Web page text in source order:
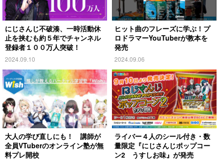
にじさんじ不破湊、一時活動休
止を挟むも約５年でチャンネル
登録者１００万人突破！
2024.09.10
ヒット曲のフレーズに学ぶ！プ
ロドラマーYouTuberが教本を
発売
2024.09.06
大人の学び直しにも！ 講師が
全員VTuberのオンライン塾が無
料プレ開校
ライバー４人のシール付き・数
量限定『にじさんじポップコー
ン2 うすしお味』が発売